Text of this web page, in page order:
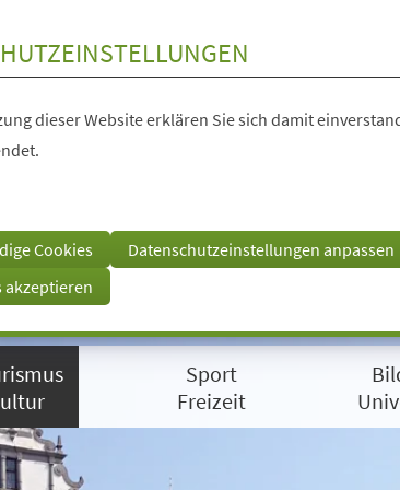
dieser Website erklären Sie sich damit
Cookies
Datenschutzeinstellungen anpassen
akzeptieren
Sport
Freizeit